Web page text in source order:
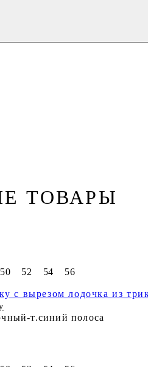
ТОВАРЫ
50 52 54 56
с вырезом лодочка из
т.синий полоса